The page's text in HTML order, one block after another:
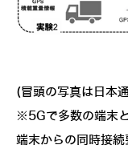
(冒頭の写真は日本
※5Gで多数の端末
端末からの同時接